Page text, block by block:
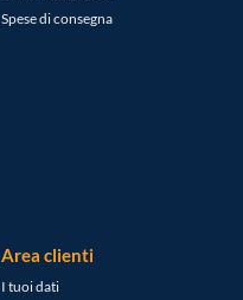
Spese di consegna
Area clienti
I tuoi dati